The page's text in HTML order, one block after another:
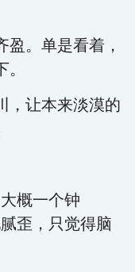
。单是看着，
，让本来淡漠的
概一个钟
歪，只觉得脑